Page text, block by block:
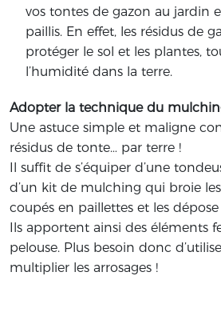
vos tontes de gazon au jardin
paillis. En effet, les résidus de
protéger le sol et les plantes,
l’humidité dans la terre.
Adopter la technique du
Une astuce simple et maligne
résidus de tonte… par terre !
Il suffit de s’équiper d’une
d’un kit de mulching qui broie
coupés en paillettes et les
Ils apportent ainsi des éléments
pelouse. Plus besoin donc
multiplier les arrosages !